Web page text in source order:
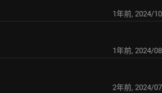
1年前, 2024/
1年前, 2024/
2年前, 2024/